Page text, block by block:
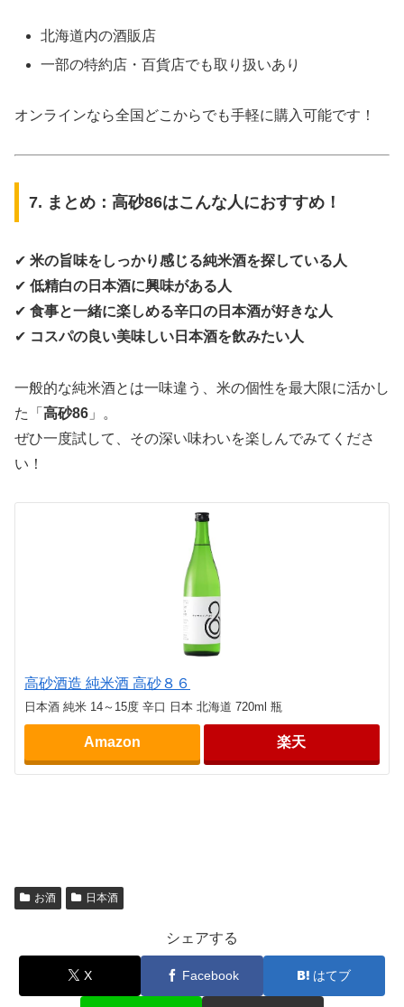
北海道内の酒販店
一部の特約店・百貨店でも取り扱いあり
オンラインなら全国どこからでも手軽に購入可能です！
7. まとめ：高砂86はこんな人におすすめ！
✔ 米の旨味をしっかり感じる純米酒を探している人
✔ 低精白の日本酒に興味がある人
✔ 食事と一緒に楽しめる辛口の日本酒が好きな人
✔ コスパの良い美味しい日本酒を飲みたい人
一般的な純米酒とは一味違う、米の個性を最大限に活かし
た「 高砂86 」。
ぜひ一度試して、その深い味わいを楽しんでみてくださ
い！
高砂酒造 純米酒 高砂８６
日本酒 純米 14～15度 辛口 日本 北海道 720ml 瓶
Amazon 楽天
お酒 日本酒
シェアする
X Facebook はてブ